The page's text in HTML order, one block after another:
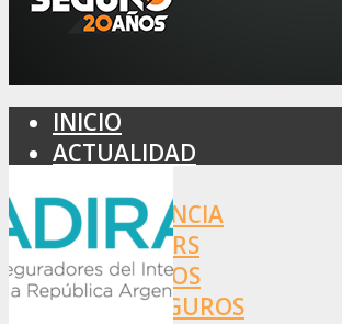
INICIO
ACTUALIDAD
ASISTENCIA
BROKERS
SEGUROS
REASEGUROS